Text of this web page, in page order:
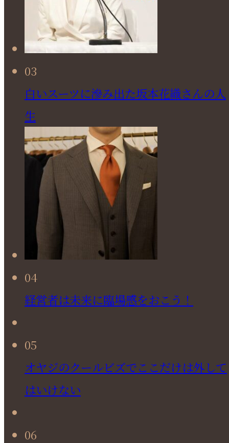
03
白いスーツに滲み出た坂本花織さんの人
生
04
経営者は未来に臨場感をおこう！
05
オヤジのクールビズでここだけは外して
はいけない
06